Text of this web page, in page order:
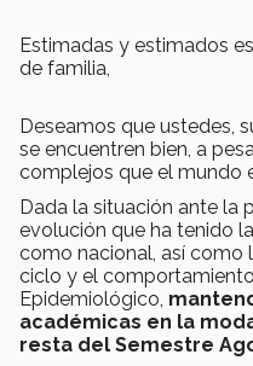
Estimadas y estimados
de familia,
Deseamos que ustedes,
se encuentren bien, a
complejos que el mundo
Dada la situación ante la
evolución que ha tenido
como nacional, así como
ciclo y el
Epidemiológico,
académicas en la
resta del Semestre